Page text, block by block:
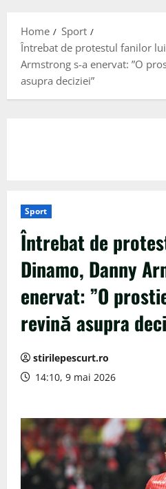
Home
Sport
Întrebat de protestul fanilor
Armstrong s-a enervat: ”O
asupra deciziei”
Sport
Întrebat de
Dinamo, Danny
enervat: ”O
revină asupra
stirilepescurt.ro
14:10, 9 mai 2026